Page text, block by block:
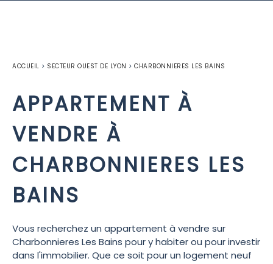
ACCUEIL > SECTEUR OUEST DE LYON > CHARBONNIERES LES BAINS
APPARTEMENT À
VENDRE À
CHARBONNIERES LES
BAINS
Vous recherchez un appartement à vendre sur
Charbonnieres Les Bains pour y habiter ou pour investir
dans l'immobilier. Que ce soit pour un logement neuf